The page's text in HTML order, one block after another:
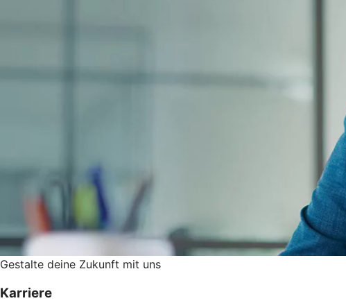
Gestalte deine Zukunft mit uns
Karriere